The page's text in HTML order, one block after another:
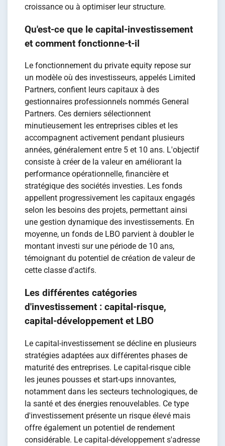
croissance ou à optimiser leur structure.
Qu'est-ce que le capital-investissement
et comment fonctionne-t-il
Le fonctionnement du private equity repose sur
un modèle où des investisseurs, appelés Limited
Partners, confient leurs capitaux à des
gestionnaires professionnels nommés General
Partners. Ces derniers sélectionnent
minutieusement les entreprises cibles et les
accompagnent activement pendant plusieurs
années, généralement entre 5 et 10 ans. L'objectif
consiste à créer de la valeur en améliorant la
performance opérationnelle, financière et
stratégique des sociétés investies. Les fonds
appellent progressivement les capitaux engagés
selon les besoins des projets, permettant ainsi
une gestion dynamique des investissements. En
moyenne, un fonds de LBO parvient à doubler le
montant investi sur une période de 10 ans,
témoignant du potentiel de création de valeur de
cette classe d'actifs.
Les différentes catégories
d'investissement : capital-risque,
capital-développement et LBO
Le capital-investissement se décline en plusieurs
stratégies adaptées aux différentes phases de
maturité des entreprises. Le capital-risque cible
les jeunes pousses et start-ups innovantes,
notamment dans les secteurs technologiques, de
la santé et des énergies renouvelables. Ce type
d'investissement présente un risque élevé mais
offre également un potentiel de rendement
considérable. Le capital-développement s'adresse